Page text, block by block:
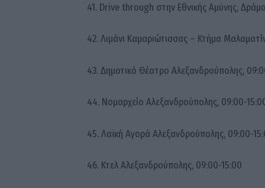
41. Drive through στην Εθνικής Αμύνης,
42. Λιμάνι Καμαριώτισσας – Κτήμα
43. Δημοτικό Θέατρο Αλεξανδρούπολης,
44. Νομαρχείο Αλεξανδρούπολης, 09:00-
45. Λαϊκή Αγορά Αλεξανδρούπολης, 09:00-
46. Κτελ Αλεξανδρούπολης, 09:00-15:00